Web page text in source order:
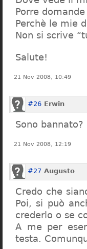
Porre
Perchè le mie
Non si scrive
Salute!
21 Nov 2008, 10:49
#26 Erwin
Sono bannato?
21 Nov 2008, 12:19
#27 Augusto
Credo che
Poi, si può
crederlo o se
A me per
testa.